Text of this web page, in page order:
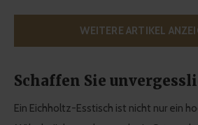
WEITERE ARTIKEL
Schaffen Sie
Ein Eichholtz-Esstisch ist nicht nur ein